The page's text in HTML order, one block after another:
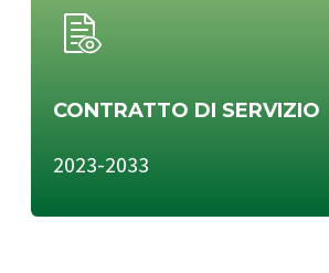
CONTRATTO DI SERVIZIO
2023-2033